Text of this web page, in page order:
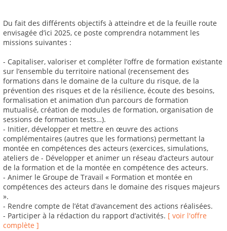
Du fait des différents objectifs à atteindre et de la feuille route
envisagée d’ici 2025, ce poste comprendra notamment les
missions suivantes :
- Capitaliser, valoriser et compléter l’offre de formation existante
sur l’ensemble du territoire national (recensement des
formations dans le domaine de la culture du risque, de la
prévention des risques et de la résilience, écoute des besoins,
formalisation et animation d’un parcours de formation
mutualisé, création de modules de formation, organisation de
sessions de formation tests…).
- Initier, développer et mettre en œuvre des actions
complémentaires (autres que les formations) permettant la
montée en compétences des acteurs (exercices, simulations,
ateliers de - Développer et animer un réseau d’acteurs autour
de la formation et de la montée en compétence des acteurs.
- Animer le Groupe de Travail « Formation et montée en
compétences des acteurs dans le domaine des risques majeurs
».
- Rendre compte de l’état d’avancement des actions réalisées.
- Participer à la rédaction du rapport d’activités. [ voir l'offre
complète ]